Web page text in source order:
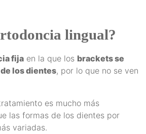
lingual?
fija en la que los brackets se
los dientes, por lo que no se ven
es mucho más
las formas de los dientes por
variadas.